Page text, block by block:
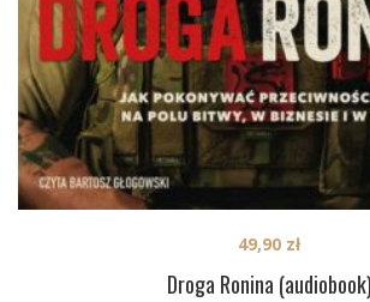
Droga Ronina (audiobook)
49,90 zł